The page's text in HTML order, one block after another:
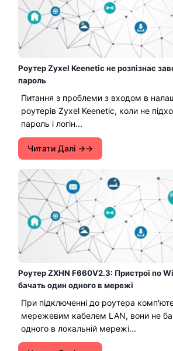
Роутер Zyxel Keenetic не розпізнає
пароль
Питання з проблеми з входом в
роутерів Zyxel Keenetic, коли не
пароль і логін...
Читати Далі →
Роутер ZXHN F660V2.3: Пристрої по
бачать один одного в мережі
При підключенні до роутера
мережевим кабелем LAN, вони не
одного в локальній мережі...